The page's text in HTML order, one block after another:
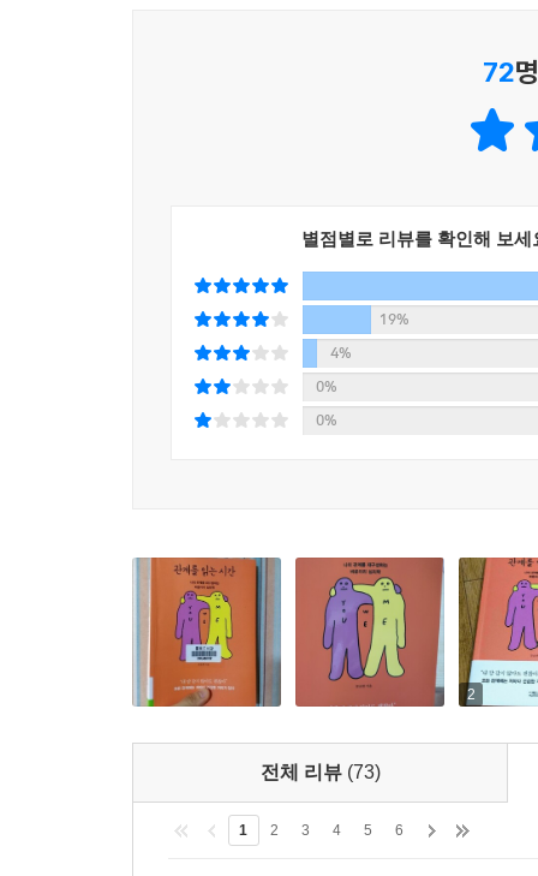
에서는 이 역량들을 키워 바운더리를 건강하게 다
★ 바운더리를 다시 세우는 관계 연습 ★
하나. 먼저 내 관계의 역사를 이해하기
둘. 손상 회피보다 복구가 중요하다. 애착손상 치유
셋, 자기표현 훈련 P.A.C.E.로 바운더리 세워보기
것은 한마디로 말해 관계에서 ‘자기결정권’을
모습으로 살아가려는 것처럼 상대를 상대의 모
원치 않는 것은 거절하고 원하는 것은 구체적으로
바운더리를 제대로 세운다는 것은 이기적인 것
두겠다는 결심과도 다르다. 바운더리가 건강하
72
별점별로 리뷰를 확인해 보세
19%
4%
0%
0%
2
전체 리뷰 (73)
1 2 3 4 5 6